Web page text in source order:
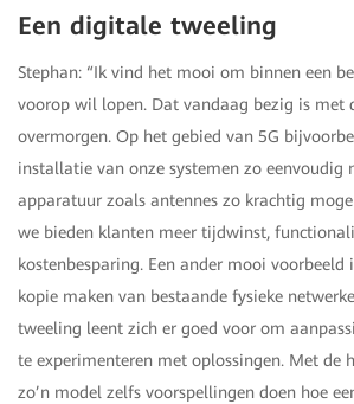
Een digitale tweeling
Stephan: “Ik vind het mooi om binnen een
voorop wil lopen. Dat vandaag bezig is met
overmorgen. Op het gebied van 5G
installatie van onze systemen zo eenvoudig
apparatuur zoals antennes zo krachtig
we bieden klanten meer tijdwinst,
kostenbesparing. Een ander mooi voorbeeld
kopie maken van bestaande fysieke
tweeling leent zich er goed voor om
te experimenteren met oplossingen. Met de
zo’n model zelfs voorspellingen doen hoe